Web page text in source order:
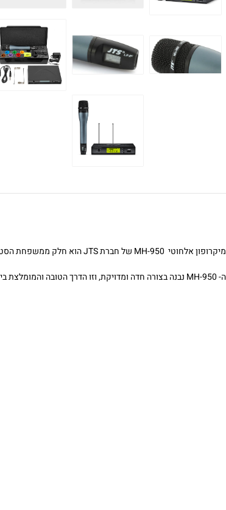
מיקרופון אלחוטי MH-950 של חברת JTS הוא חלק ממשפחת הסטים האלחוטיים של החברה.
ה- MH-950 נבנה בצורה חדה ומדויקת, וזו הדרך הטובה והמומלצת ביותר להדגיש את הנוכחות של הזמר במערכת הסאונד.